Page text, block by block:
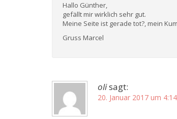
Hallo Günther,
gefällt mir wirklich sehr gut.
Meine Seite ist gerade tot?, mein
Gruss Marcel
olisagt:
20. Januar 2017 um